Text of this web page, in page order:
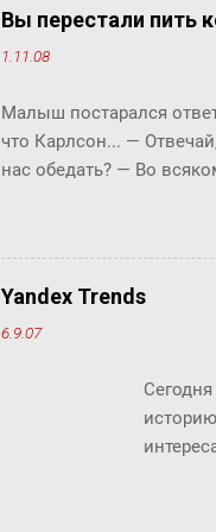
Вы перестали пить
1.11.08
Малыш постарался
что Карлсон... ―
нас обедать? ― Во
ответить «да» или
задам тебе простой
отвечай ― да или нет? У
свой вопрос: ты
Yandex Trends
6.9.07